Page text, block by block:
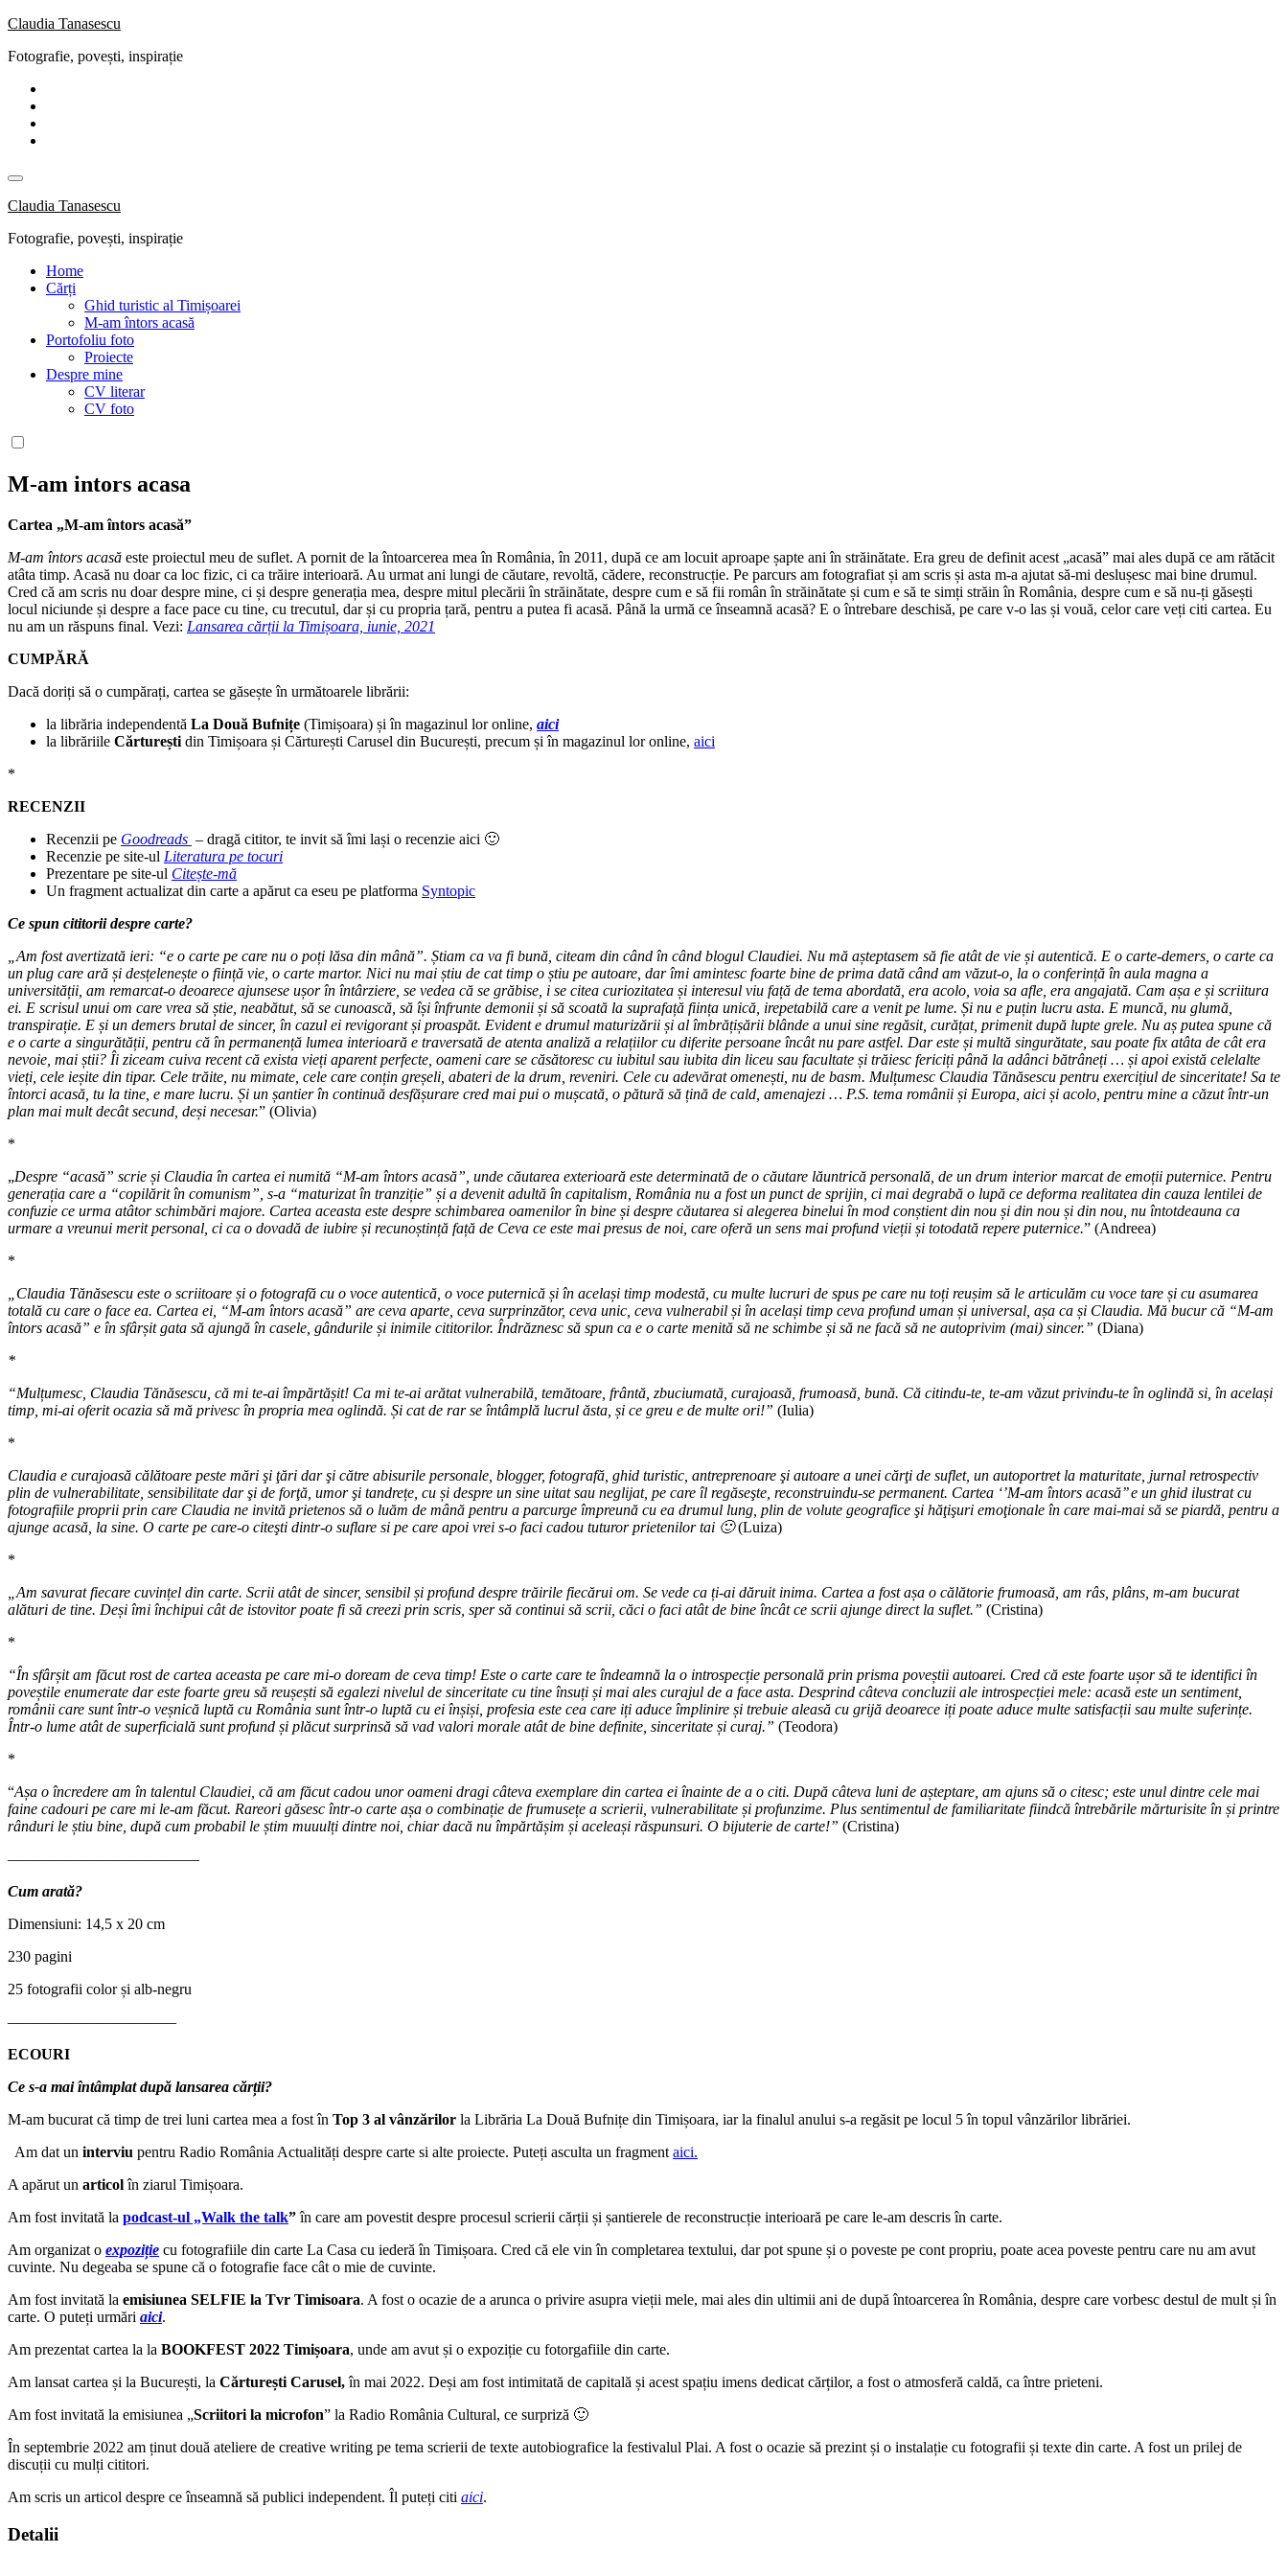
Skip
content
Claudia Tanasescu
Fotografie, povești, inspirație
Claudia Tanasescu
Fotografie, povești, inspirație
Home
Cărți
Ghid turistic al Timișoarei
M-am întors acasă
Portofoliu foto
Proiecte
Despre mine
CV literar
CV foto
M-am intors acasa
Cartea „M-am întors acasă”
M-am întors acasă este proiectul meu de suflet. A pornit de la întoarcerea mea în România, în 2011, după ce am locuit aproape șapte ani în străinătate. Era greu de definit acest „acasă” mai ales după ce am rătăcit
atâta timp. Acasă nu doar ca loc fizic, ci ca trăire interioară. Au urmat ani lungi de căutare, revoltă, cădere, reconstrucție. Pe parcurs am fotografiat și am scris și asta m-a ajutat să-mi deslușesc mai bine drumul.
Cred că am scris nu doar despre mine, ci și despre generația mea, despre mitul plecării în străinătate, despre cum e să fii român în străinătate și cum e să te simți străin în România, despre cum e să nu-ți găsești
locul niciunde și despre a face pace cu tine, cu trecutul, dar și cu propria țară, pentru a putea fi acasă. Până la urmă ce înseamnă acasă? E o întrebare deschisă, pe care v-o las și vouă, celor care veți citi cartea. Eu
nu am un răspuns final. Vezi: Lansarea cărții la Timișoara, iunie, 2021
CUMPĂRĂ
Dacă doriți să o cumpărați, cartea se găsește în următoarele librării:
la librăria independentă La Două Bufnițe (Timișoara) și în magazinul lor online, aici
la librăriile Cărturești din Timișoara și Cărturești Carusel din București, precum și în magazinul lor online, aici
*
RECENZII
Recenzii pe Goodreads – dragă cititor, te invit să îmi lași o recenzie aici 🙂
Recenzie pe site-ul Literatura pe tocuri
Prezentare pe site-ul Citește-mă
Un fragment actualizat din carte a apărut ca eseu pe platforma Syntopic
Ce spun cititorii despre carte?
„Am fost avertizată ieri: “e o carte pe care nu o poți lăsa din mână”. Știam ca va fi bună, citeam din când în când blogul Claudiei. Nu mă așteptasem să fie atât de vie și autentică. E o carte-demers, o carte ca
un plug care ară și desțelenește o ființă vie, o carte martor. Nici nu mai știu de cat timp o știu pe autoare, dar îmi amintesc foarte bine de prima dată când am văzut-o, la o conferință în aula magna a
universității, am remarcat-o deoarece ajunsese ușor în întârziere, se vedea că se grăbise, i se citea curiozitatea și interesul viu față de tema abordată, era acolo, voia sa afle, era angajată. Cam așa e și scriitura
ei. E scrisul unui om care vrea să știe, neabătut, să se cunoască, să își înfrunte demonii și să scoată la suprafață ființa unică, irepetabilă care a venit pe lume. Și nu e puțin lucru asta. E muncă, nu glumă,
transpirație. E și un demers brutal de sincer, în cazul ei revigorant și proaspăt. Evident e drumul maturizării și al îmbrățișării blânde a unui sine regăsit, curățat, primenit după lupte grele. Nu aș putea spune că
e o carte a singurătății, pentru că în permanență lumea interioară e traversată de atenta analiză a relațiilor cu diferite persoane încât nu pare astfel. Dar este și multă singurătate, sau poate fix atâta de cât era
nevoie, mai știi? Îi ziceam cuiva recent că exista vieți aparent perfecte, oameni care se căsătoresc cu iubitul sau iubita din liceu sau facultate și trăiesc fericiți până la adânci bătrâneți … și apoi există celelalte
vieți, cele ieșite din tipar. Cele trăite, nu mimate, cele care conțin greșeli, abateri de la drum, reveniri. Cele cu adevărat omenești, nu de basm. Mulțumesc Claudia Tănăsescu pentru exercițiul de sinceritate! Sa te
întorci acasă, tu la tine, e mare lucru. Și un șantier în continuă desfășurare cred mai pui o mușcată, o pătură să țină de cald, amenajezi … P.S. tema românii și Europa, aici și acolo, pentru mine a căzut într-un
plan mai mult decât secund, deși necesar.” (Olivia)
*
„Despre “acasă” scrie și Claudia în cartea ei numită “M-am întors acasă”, unde căutarea exterioară este determinată de o căutare lăuntrică personală, de un drum interior marcat de emoții puternice. Pentru
generația care a “copilărit în comunism”, s-a “maturizat în tranziție” și a devenit adultă în capitalism, România nu a fost un punct de sprijin, ci mai degrabă o lupă ce deforma realitatea din cauza lentilei de
confuzie ce urma atâtor schimbări majore. Cartea aceasta este despre schimbarea oamenilor în bine și despre căutarea si alegerea binelui în mod conștient din nou și din nou și din nou, nu întotdeauna ca
urmare a vreunui merit personal, ci ca o dovadă de iubire și recunoștință față de Ceva ce este mai presus de noi, care oferă un sens mai profund vieții și totodată repere puternice.” (Andreea)
*
„Claudia Tănăsescu este o scriitoare și o fotografă cu o voce autentică, o voce puternică și în același timp modestă, cu multe lucruri de spus pe care nu toți reușim să le articulăm cu voce tare și cu asumarea
totală cu care o face ea. Cartea ei, “M-am întors acasă” are ceva aparte, ceva surprinzător, ceva unic, ceva vulnerabil și în același timp ceva profund uman și universal, așa ca și Claudia. Mă bucur că “M-am
întors acasă” e în sfârșit gata să ajungă în casele, gândurile și inimile cititorilor. Îndrăznesc să spun ca e o carte menită să ne schimbe și să ne facă să ne autoprivim (mai) sincer.” (Diana)
*
“Mulțumesc, Claudia Tănăsescu, că mi te-ai împărtășit! Ca mi te-ai arătat vulnerabilă, temătoare, frântă, zbuciumată, curajoasă, frumoasă, bună. Că citindu-te, te-am văzut privindu-te în oglindă si, în același
timp, mi-ai oferit ocazia să mă privesc în propria mea oglindă. Și cat de rar se întâmplă lucrul ăsta, și ce greu e de multe ori!” (Iulia)
*
Claudia e curajoasă călătoare peste mări şi ţări dar şi către abisurile personale, blogger, fotografă, ghid turistic, antreprenoare şi autoare a unei cărţi de suflet, un autoportret la maturitate, jurnal retrospectiv
plin de vulnerabilitate, sensibilitate dar şi de forţă, umor şi tandrețe, cu și despre un sine uitat sau neglijat, pe care îl regăseşte, reconstruindu-se permanent. Cartea ‘’M-am întors acasă’’ e un ghid ilustrat cu
fotografiile proprii prin care Claudia ne invită prietenos să o luăm de mână pentru a parcurge împreună cu ea drumul lung, plin de volute geografice şi hăţişuri emoţionale în care mai-mai să se piardă, pentru a
ajunge acasă, la sine. O carte pe care-o citeşti dintr-o suflare si pe care apoi vrei s-o faci cadou tuturor prietenilor tai 🙂(Luiza)
*
„Am savurat fiecare cuvințel din carte. Scrii atât de sincer, sensibil și profund despre trăirile fiecărui om. Se vede ca ți-ai dăruit inima. Cartea a fost așa o călătorie frumoasă, am râs, plâns, m-am bucurat
alături de tine. Deși îmi închipui cât de istovitor poate fi să creezi prin scris, sper să continui să scrii, căci o faci atât de bine încât ce scrii ajunge direct la suflet.” (Cristina)
*
“În sfârșit am făcut rost de cartea aceasta pe care mi-o doream de ceva timp! Este o carte care te îndeamnă la o introspecție personală prin prisma poveștii autoarei. Cred că este foarte ușor să te identifici în
poveștile enumerate dar este foarte greu să reușești să egalezi nivelul de sinceritate cu tine însuți și mai ales curajul de a face asta. Desprind câteva concluzii ale introspecției mele: acasă este un sentiment,
românii care sunt într-o veșnică luptă cu România sunt într-o luptă cu ei înșiși, profesia este cea care iți aduce împlinire și trebuie aleasă cu grijă deoarece iți poate aduce multe satisfacții sau multe suferințe.
Într-o lume atât de superficială sunt profund și plăcut surprinsă să vad valori morale atât de bine definite, sinceritate și curaj.” (Teodora)
*
“Așa o încredere am în talentul Claudiei, că am făcut cadou unor oameni dragi câteva exemplare din cartea ei înainte de a o citi. După câteva luni de așteptare, am ajuns să o citesc; este unul dintre cele mai
faine cadouri pe care mi le-am făcut. Rareori găsesc într-o carte așa o combinație de frumusețe a scrierii, vulnerabilitate și profunzime. Plus sentimentul de familiaritate fiindcă întrebările mărturisite în și printre
rânduri le știu bine, după cum probabil le știm muuulți dintre noi, chiar dacă nu împărtășim și aceleași răspunsuri. O bijuterie de carte!” (Cristina)
————————————–
Cum arată?
Dimensiuni: 14,5 x 20 cm
230 pagini
25 fotografii color și alb-negru
———————————
ECOURI
Ce s-a mai întâmplat după lansarea cărții?
M-am bucurat că timp de trei luni cartea mea a fost în Top 3 al vânzărilor la Librăria La Două Bufnițe din Timișoara, iar la finalul anului s-a regăsit pe locul 5 în topul vânzărilor librăriei.
Am dat un interviu pentru Radio România Actualități despre carte si alte proiecte. Puteți asculta un fragment aici.
A apărut un articolîn ziarul Timișoara.
Am fost invitată la podcast-ul „Walk the talk”în care am povestit despre procesul scrierii cărții și șantierele de reconstrucție interioară pe care le-am descris în carte.
Am organizat o expoziție cu fotografiile din carte La Casa cu iederă în Timișoara. Cred că ele vin în completarea textului, dar pot spune și o poveste pe cont propriu, poate acea poveste pentru care nu am avut
cuvinte. Nu degeaba se spune că o fotografie face cât o mie de cuvinte.
Am fost invitată la emisiunea SELFIE la Tvr Timisoara. A fost o ocazie de a arunca o privire asupra vieții mele, mai ales din ultimii ani de după întoarcerea în România, despre care vorbesc destul de mult și în
carte. O puteți urmări aici.
Am prezentat cartea la la BOOKFEST 2022 Timișoara, unde am avut și o expoziție cu fotorgafiile din carte.
Am lansat cartea și la București, la Cărturești Carusel,în mai 2022. Deși am fost intimitată de capitală și acest spațiu imens dedicat cărților, a fost o atmosferă caldă, ca între prieteni.
Am fost invitată la emisiunea „Scriitori la microfon” la Radio România Cultural, ce surpriză 🙂
În septembrie 2022 am ținut două ateliere de creative writing pe tema scrierii de texte autobiografice la festivalul Plai. A fost o ocazie să prezint și o instalație cu fotografii și texte din carte. A fost un prilej de
discuții cu mulți cititori.
Am scris un articol despre ce înseamnă să publici independent. Îl puteți citi aici.
Detalii